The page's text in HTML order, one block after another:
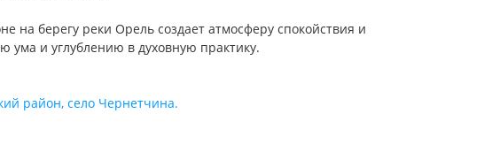
на берегу реки Орель создает атмосферу спокойствия и
ума и углублению в духовную практику.
район, село Чернетчина.